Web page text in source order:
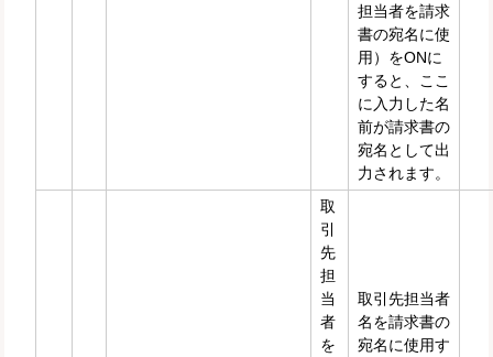
担当者を請求
書の宛名に使
用）をONに
すると、ここ
に入力した名
前が請求書の
宛名として出
力されます。
取
引
先
担
当
者
を
取引先担当者
名を請求書の
宛名に使用す